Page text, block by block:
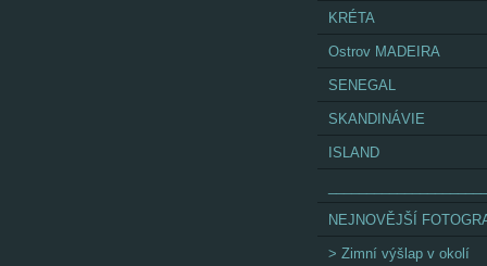
KRÉTA
Ostrov MADEIRA
SENEGAL
SKANDINÁVIE
ISLAND
NEJNOVĚJŠÍ
> Zimní výšlap v okolí